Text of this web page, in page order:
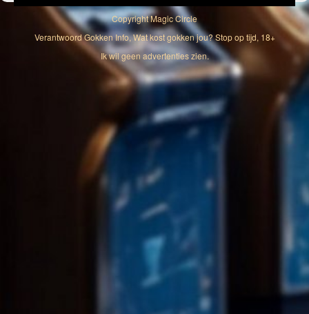
CopyrightMagic Circle
Verantwoord Gokken Info, Wat kost gokken jou? Stop op tijd, 18+
Ik wil geen advertenties zien.